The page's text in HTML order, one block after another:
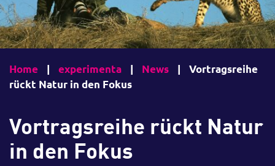
Home | experimenta | News |
Vortragsreihe
rückt Natur in den Fokus
Vortragsreihe rückt Natur
in den Fokus